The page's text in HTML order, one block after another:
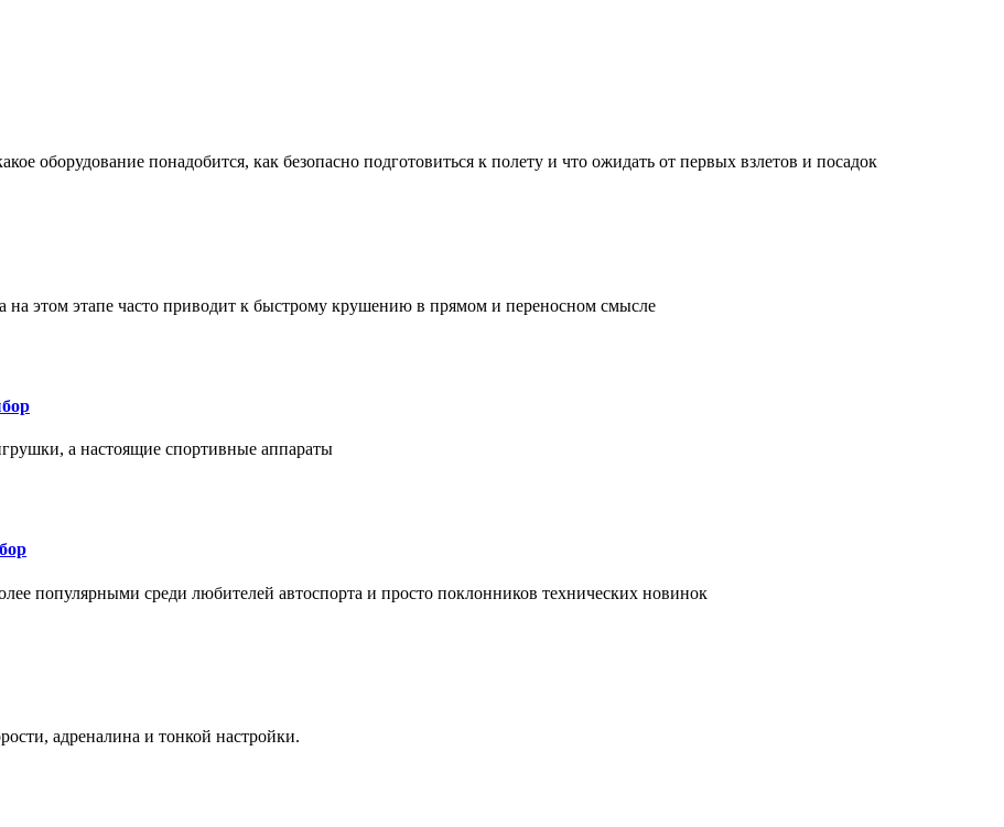
оборудование понадобится, как безопасно подготовиться к полету и что ожидать от первых взлетов и посадок
этом этапе часто приводит к быстрому крушению в прямом и переносном смысле
а настоящие спортивные аппараты
популярными среди любителей автоспорта и просто поклонников технических новинок
адреналина и тонкой настройки.